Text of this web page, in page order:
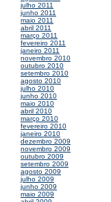
julho 2011
junho 2011
maio 2011
abril 2011
março 2011
fevereiro 2011
janeiro 2011
novembro 2010
outubro 2010
setembro 2010
agosto 2010
julho 2010
junho 2010
maio 2010
abril 2010
março 2010
fevereiro 2010
janeiro 2010
dezembro 2009
novembro 2009
outubro 2009
setembro 2009
agosto 2009
julho 2009
junho 2009
maio 2009